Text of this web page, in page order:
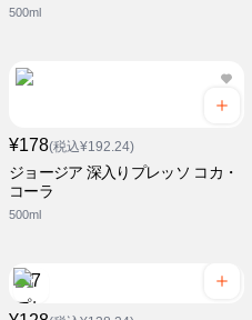
500ml
¥178(税込¥192.24)
ジョージア 深入りプレッソ コカ・
コーラ
500ml